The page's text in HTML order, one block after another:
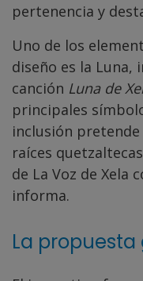
pertenencia y
Uno de los
diseño es la Luna,
canción Luna de
principales
inclusión
raíces
de La Voz de Xela
informa.
La